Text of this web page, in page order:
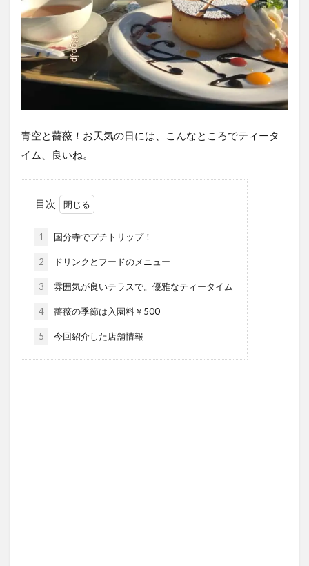
青空と薔薇！お天気の日には、こんなところでティータ
イム、良いね。
目次
1 国分寺でプチトリップ！
2 ドリンクとフードのメニュー
3 雰囲気が良いテラスで。優雅なティータイム
4 薔薇の季節は入園料￥500
5 今回紹介した店舗情報